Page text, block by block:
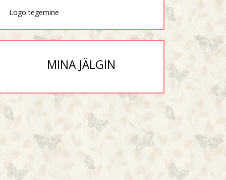
Logo tegemine
MINA JÄLGIN